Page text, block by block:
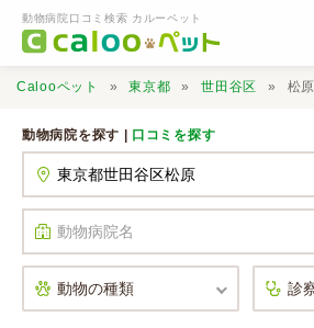
動物病院口コミ検索 カルーペット
口コミ検索
Calooペット 東京都 世田谷区 松原
動物病院を探す | 口コミを探す